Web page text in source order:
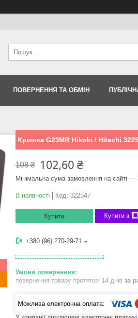
ПОВЕРНЕННЯ ТА ОБМІН
Кришка G23MR Hikoki / Hitachi
108 ₴ 102,60 ₴
Мінімальна сума замовлення на сайті —
В наявності Код: 322547
Купити Купити з
+380 (96) 270-29-71
повернення товару протягом 14 днів за